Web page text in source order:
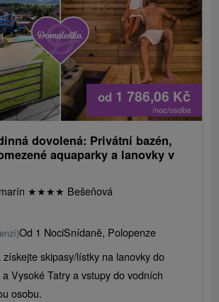
od 1 786,06 Kč
/noc/osoba
dovolená: Privátní bazén,
aquaparky a lanovky v
★★★★ Bešeňová
Od 1 NociSnídaně, Polopenze
získejte skipasy/lístky na lanovky do
Vysoké Tatry a vstupy do vodních
osobu.